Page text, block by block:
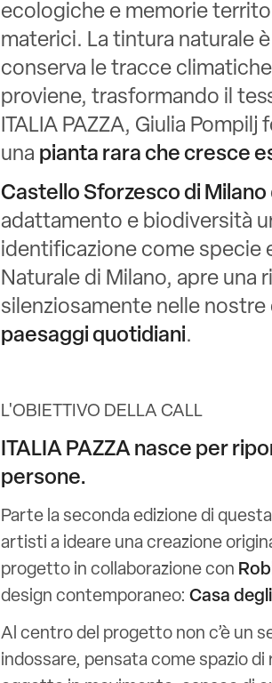
ecologiche e memorie
materici. La tintura naturale
conserva le tracce
proviene, trasformando il
ITALIA PAZZA, Giulia
una pianta rara che cresce
Castello Sforzesco di Milano
adattamento e biodiversità
identificazione come specie
Naturale di Milano, apre una
silenziosamente nelle nostre
paesaggi quotidiani.
L'OBIETTIVO DELLA CALL
ITALIA PAZZA nasce per
persone.
Parte la seconda edizione di
artisti a ideare una creazione
progetto in collaborazione con
design contemporaneo: Casa
Al centro del progetto non c’è un
indossare, pensata come spazio